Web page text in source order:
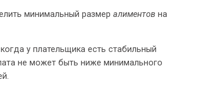
минимальный размер алиментов на
у плательщика есть стабильный
не может быть ниже минимального